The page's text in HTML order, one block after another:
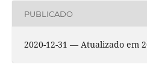
PUBLICADO
2020-12-31 — Atualizado em